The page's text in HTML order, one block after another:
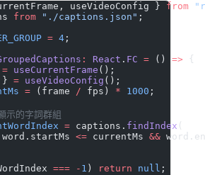
useVideoConfig } from
from "./captions.json" ;
= 4 ;
: React . FC = () => {
= useCurrentFrame ();
} = useVideoConfig ();
= (frame / fps) * 1000 ;
示的字詞群組
= captions. findIndex (
word.startMs <= currentMs &&
=== - 1 ) return null ;